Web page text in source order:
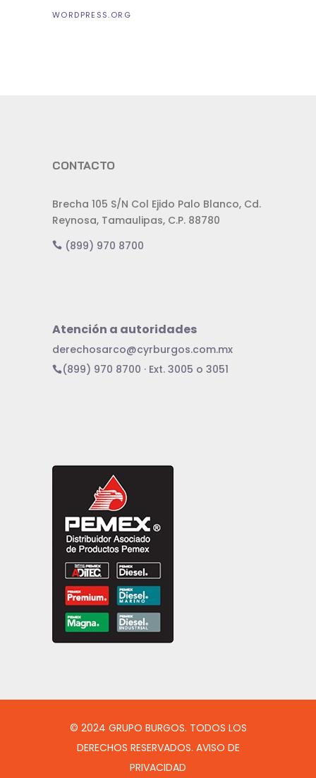
WORDPRESS.ORG
CONTACTO
Brecha 105 S/N Col Ejido Palo Blanco, Cd.
Reynosa, Tamaulipas, C.P. 88780
(899) 970 8700
Atención a autoridades
derechosarco@cyrburgos.com.mx
(899) 970 8700 · Ext. 3005 o 3051
© 2024 GRUPO BURGOS. TODOS LOS
DERECHOS RESERVADOS. AVISO DE
PRIVACIDAD